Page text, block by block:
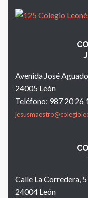
Avenida José
24005 León
Teléfono: 987 20 26
Calle La Corredera, 5
24004 León